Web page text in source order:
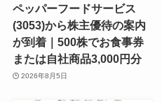
ペッパーフードサービス
(3053)から株主優待の案内
が到着｜500株でお食事券
または自社商品3,000円分
2026年8月5日